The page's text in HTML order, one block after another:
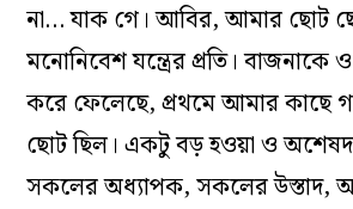
না… যাক গে। আবির, আমার ছোট
মনোনিবেশ যন্ত্রের প্রতি। বাজনাকে
করে ফেলেছে, প্রথমে আমার কাছে
ছোট ছিল। একটু বড় হওয়া ও
সকলের অধ্যাপক, সকলের উস্তাদ,